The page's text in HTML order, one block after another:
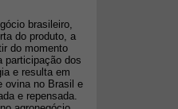
brasileiro,
do produto, a
do momento
participação dos
e resulta em
ovina no Brasil e
e repensada.